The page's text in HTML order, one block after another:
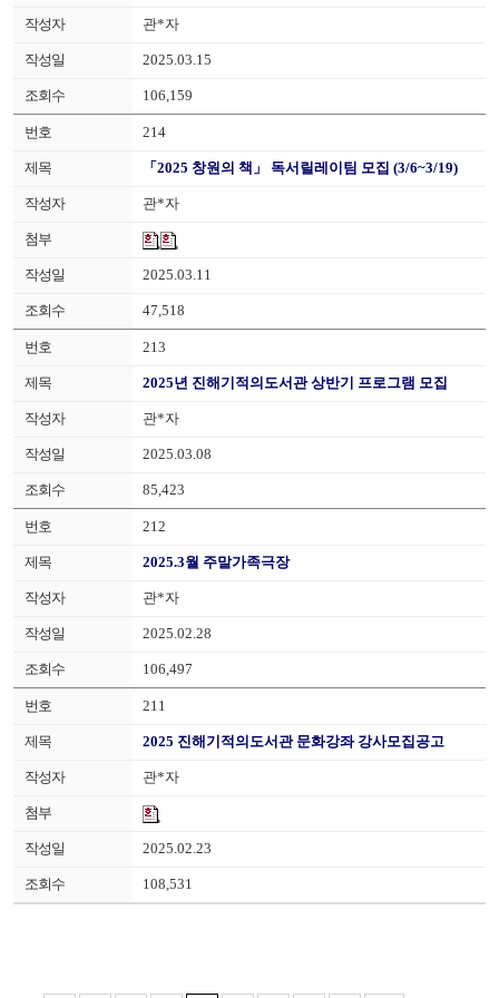
관*자
2025.03.15
106,159
214
「2025 창원의 책」 독서릴레이팀 모집 (3/6~3/19)
관*자
2025.03.11
47,518
213
2025년 진해기적의도서관 상반기 프로그램 모집
관*자
2025.03.08
85,423
212
2025.3월 주말가족극장
관*자
2025.02.28
106,497
211
2025 진해기적의도서관 문화강좌 강사모집공고
관*자
2025.02.23
108,531